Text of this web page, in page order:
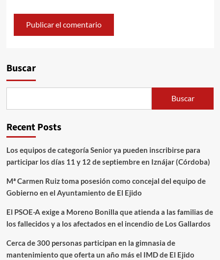
Buscar
Buscar
Recent Posts
Los equipos de categoría Senior ya pueden inscribirse para
participar los días 11 y 12 de septiembre en Iznájar (Córdoba)
Mª Carmen Ruiz toma posesión como concejal del equipo de
Gobierno en el Ayuntamiento de El Ejido
El PSOE-A exige a Moreno Bonilla que atienda a las familias de
los fallecidos y a los afectados en el incendio de Los Gallardos
Cerca de 300 personas participan en la gimnasia de
mantenimiento que oferta un año más el IMD de El Ejido